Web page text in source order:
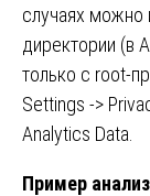
случаях можно
директории (в
только с root-
Settings ->
Analytics Data.
Пример